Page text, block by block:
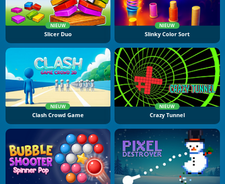
NIEUW
Slicer Duo
NIEUW
Slinky Color Sort
NIEUW
Clash Crowd Game
NIEUW
Crazy Tunnel